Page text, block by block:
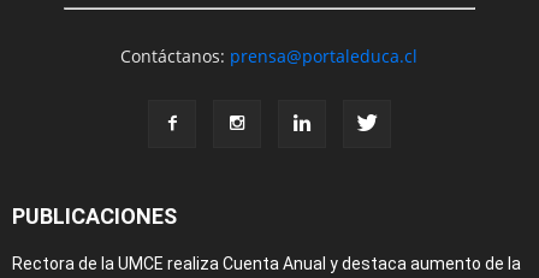
Contáctanos: prensa@portaleduca.cl
PUBLICACIONES
Rectora de la UMCE realiza Cuenta Anual y destaca aumento de la